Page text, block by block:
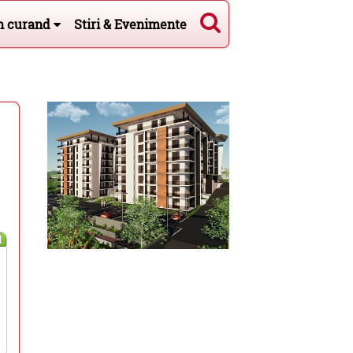
curand Stiri & Evenimente